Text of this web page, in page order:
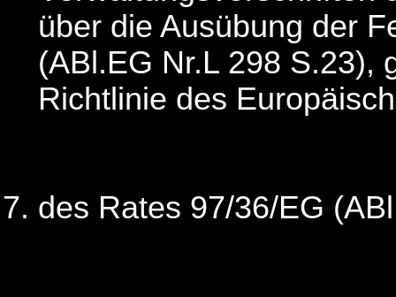
über die Ausübung der
(ABl.EG Nr.L 298 S.23),
Richtlinie des
des Rates 97/36/EG